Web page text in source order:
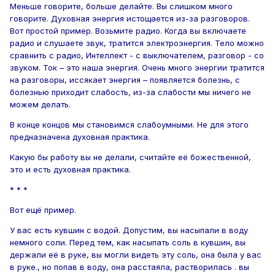
Меньше говорите, больше делайте. Вы слишком много
говорите. Духовная энергия истощается из-за разговоров.
Вот простой пример. Возьмите радио. Когда вы включаете
радио и слушаете звук, тратится электроэнергия. Тело можно
сравнить с радио, Интеллект - с выключателем, разговор - со
звуком. Ток – это наша энергия. Очень много энергии тратится
на разговоры, иссякает энергия – появляется болезнь, с
болезнью приходит слабость, из-за слабости мы ничего не
можем делать.
В конце концов мы становимся слабоумными. Не для этого
предназначена духовная практика.
Какую бы работу вы не делали, считайте её божественной,
это и есть духовная практика.
* * *
Вот ещё пример.
У вас есть кувшин с водой. Допустим, вы насыпали в воду
немного соли. Перед тем, как насыпать соль в кувшин, вы
держали её в руке, вы могли видеть эту соль, она была у вас
в руке., но попав в воду, она расстаяла, растворилась . вы